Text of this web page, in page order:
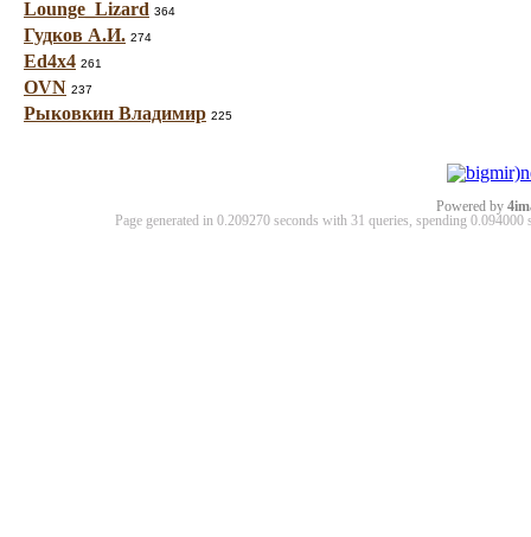
Lounge_Lizard 364
Гудков А.И. 274
Ed4x4 261
OVN 237
Рыковкин Владимир 225
Powered by
Page generated in 0.209270 seconds with 31 queries, spending